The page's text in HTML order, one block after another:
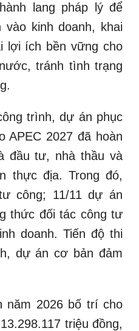
lang pháp lý để
kinh doanh, khai
lợi ích bền vững cho
tránh tình trạng
trình, dự án phục
APEC 2027 đã hoàn
đầu tư, nhà thầu và
thực địa. Trong đó,
công; 11/11 dự án
thức đối tác công tư
doanh. Tiến độ thi
dự án cơ bản đảm
năm 2026 bố trí cho
triệu đồng,